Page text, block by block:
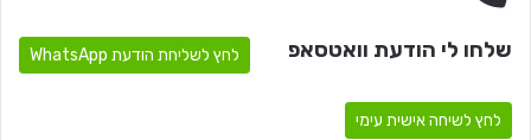
שלחו לי הודעת וואטסאפ לחץ לשליחת הודעת WhatsApp
לחץ לשיחה אישית עימי